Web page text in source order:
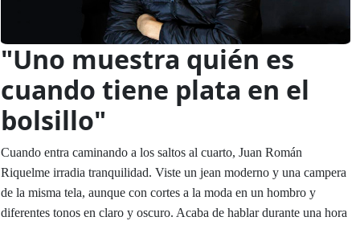
"Uno muestra quién es
cuando tiene plata en el
bolsillo"
Cuando entra caminando a los saltos al cuarto, Juan Román
Riquelme irradia tranquilidad. Viste un jean moderno y una campera
de la misma tela, aunque con cortes a la moda en un hombro y
diferentes tonos en claro y oscuro. Acaba de hablar durante una hora